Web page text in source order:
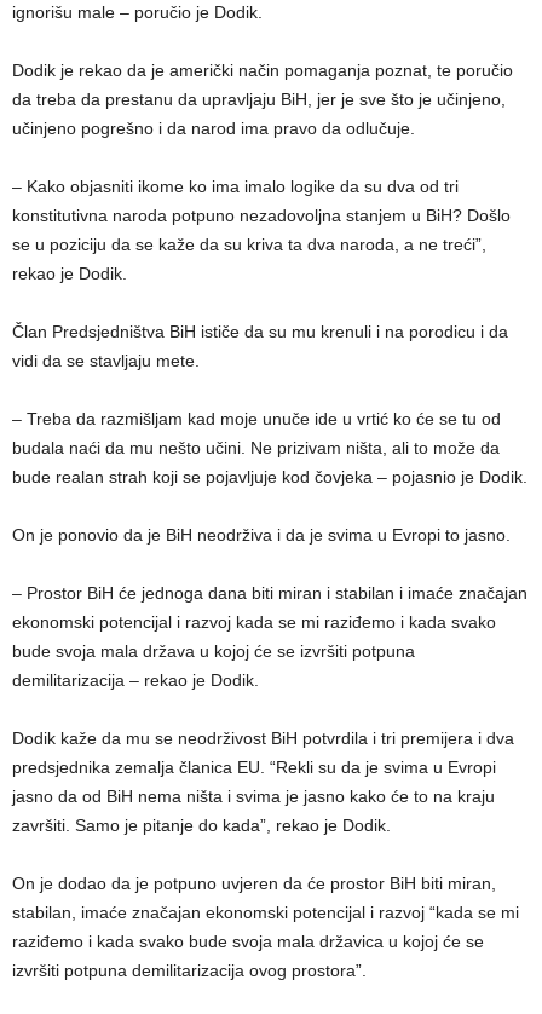
ignorišu male – poručio je Dodik.
Dodik je rekao da je američki način pomaganja poznat, te poručio
da treba da prestanu da upravljaju BiH, jer je sve što je učinjeno,
učinjeno pogrešno i da narod ima pravo da odlučuje.
– Kako objasniti ikome ko ima imalo logike da su dva od tri
konstitutivna naroda potpuno nezadovoljna stanjem u BiH? Došlo
se u poziciju da se kaže da su kriva ta dva naroda, a ne treći”,
rekao je Dodik.
Član Predsjedništva BiH ističe da su mu krenuli i na porodicu i da
vidi da se stavljaju mete.
– Treba da razmišljam kad moje unuče ide u vrtić ko će se tu od
budala naći da mu nešto učini. Ne prizivam ništa, ali to može da
bude realan strah koji se pojavljuje kod čovjeka – pojasnio je Dodik.
On je ponovio da je BiH neodrživa i da je svima u Evropi to jasno.
– Prostor BiH će jednoga dana biti miran i stabilan i imaće značajan
ekonomski potencijal i razvoj kada se mi raziđemo i kada svako
bude svoja mala država u kojoj će se izvršiti potpuna
demilitarizacija – rekao je Dodik.
Dodik kaže da mu se neodrživost BiH potvrdila i tri premijera i dva
predsjednika zemalja članica EU. “Rekli su da je svima u Evropi
jasno da od BiH nema ništa i svima je jasno kako će to na kraju
završiti. Samo je pitanje do kada”, rekao je Dodik.
On je dodao da je potpuno uvjeren da će prostor BiH biti miran,
stabilan, imaće značajan ekonomski potencijal i razvoj “kada se mi
raziđemo i kada svako bude svoja mala državica u kojoj će se
izvršiti potpuna demilitarizacija ovog prostora”.